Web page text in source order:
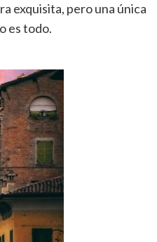
exquisita, pero una única
es todo.